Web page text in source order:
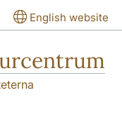
English website